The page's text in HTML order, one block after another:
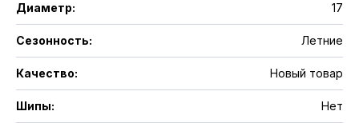
Диаметр: 17
Сезонность: Летние
Качество: Новый товар
Шипы: Нет